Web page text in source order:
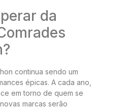
da
continua sendo um
épicas. A cada ano,
em torno de quem se
marcas serão